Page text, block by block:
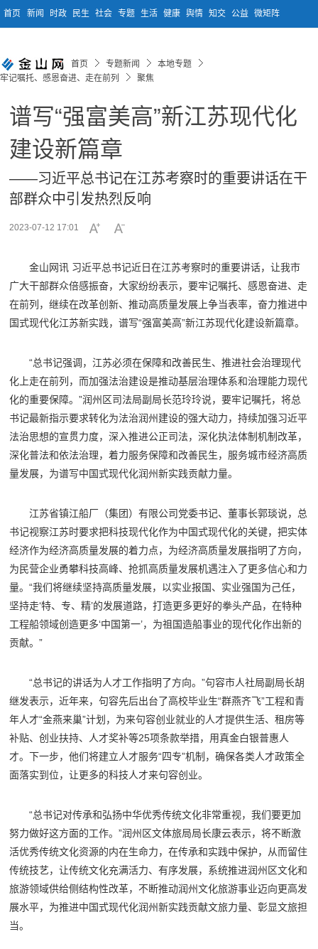
首页 新闻 时政 民生 社会 专题 生活 健康 舆情 知交 公益 微矩阵
首页 专题新闻
本地专题
牢记嘱托、感恩奋进、走在前列
聚焦
谱写“强富美高”新江苏现代化
建设新篇章
——习近平总书记在江苏考察时的重要讲话在干
部群众中引发热烈反响
2023-07-12 17:01
金山网讯 习近平总书记近日在江苏考察时的重要讲话，让我市
广大干部群众倍感振奋，大家纷纷表示，要牢记嘱托、感恩奋进、走
在前列，继续在改革创新、推动高质量发展上争当表率，奋力推进中
国式现代化江苏新实践，谱写“强富美高”新江苏现代化建设新篇章。
“总书记强调，江苏必须在保障和改善民生、推进社会治理现代
化上走在前列，而加强法治建设是推动基层治理体系和治理能力现代
化的重要保障。”润州区司法局副局长范玲玲说，要牢记嘱托，将总
书记最新指示要求转化为法治润州建设的强大动力，持续加强习近平
法治思想的宣贯力度，深入推进公正司法，深化执法体制机制改革，
深化普法和依法治理，着力服务保障和改善民生，服务城市经济高质
量发展，为谱写中国式现代化润州新实践贡献力量。
江苏省镇江船厂（集团）有限公司党委书记、董事长郭琰说，总
书记视察江苏时要求把科技现代化作为中国式现代化的关键，把实体
经济作为经济高质量发展的着力点，为经济高质量发展指明了方向，
为民营企业勇攀科技高峰、抢抓高质量发展机遇注入了更多信心和力
量。“我们将继续坚持高质量发展，以实业报国、实业强国为己任，
坚持走‘特、专、精’的发展道路，打造更多更好的拳头产品，在特种
工程船领域创造更多‘中国第一’，为祖国造船事业的现代化作出新的
贡献。”
“总书记的讲话为人才工作指明了方向。”句容市人社局副局长胡
继发表示，近年来，句容先后出台了高校毕业生“群燕齐飞”工程和青
年人才“金燕来巢”计划，为来句容创业就业的人才提供生活、租房等
补贴、创业扶持、人才奖补等25项条款举措，用真金白银普惠人
才。下一步，他们将建立人才服务“四专”机制，确保各类人才政策全
面落实到位，让更多的科技人才来句容创业。
“总书记对传承和弘扬中华优秀传统文化非常重视，我们要更加
努力做好这方面的工作。”润州区文体旅局局长康云表示，将不断激
活优秀传统文化资源的内在生命力，在传承和实践中保护，从而留住
传统技艺，让传统文化充满活力、有序发展，系统推进润州区文化和
旅游领域供给侧结构性改革，不断推动润州文化旅游事业迈向更高发
展水平，为推进中国式现代化润州新实践贡献文旅力量、彰显文旅担
当。